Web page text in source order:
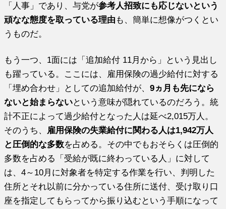
「人事」であり、与党が参考人招致にも応じないという
頑なな態度を取っている理由 も、簡単に想像がつくとい
うものだ。
もう一つ、1面には「追加給付 11月から」という見出し
も躍っている。ここには、雇用保険の過少給付に対する
「埋め合わせ」としての追加給付が、9ヵ月も先になら
ないと始まらないという意味が隠れているのだろう。統
計不正によって過少給付となった人は延べ2,015万人。
そのうち、 雇用保険の失業給付に関わる人は1,942万人
と圧倒的な多数を占める。その中でもおそらくは圧倒的
多数を占める「受給が既に終わっている人」に対して
は、4～10月に対象者を特定する作業を行い、判明した
住所とそれ以前に分かっている住所に送付、受け取り口
座を指定してもらってから振り込むという手順になって